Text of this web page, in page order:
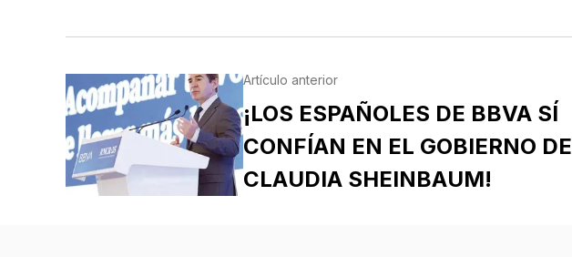
Artículo anterior
¡LOS ESPAÑOLES DE BBVA SÍ
CONFÍAN EN EL GOBIERNO DE
CLAUDIA SHEINBAUM!